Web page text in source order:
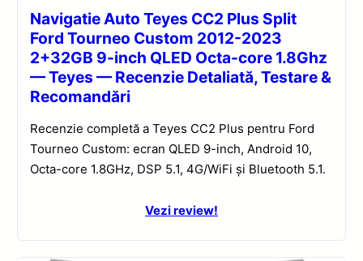
Navigatie Auto Teyes CC2 Plus Split
Ford Tourneo Custom 2012-2023
2+32GB 9-inch QLED Octa-core 1.8Ghz
— Teyes — Recenzie Detaliată, Testare &
Recomandări
Recenzie completă a Teyes CC2 Plus pentru Ford
Tourneo Custom: ecran QLED 9-inch, Android 10,
Octa-core 1.8GHz, DSP 5.1, 4G/WiFi și Bluetooth 5.1.
Vezi review!